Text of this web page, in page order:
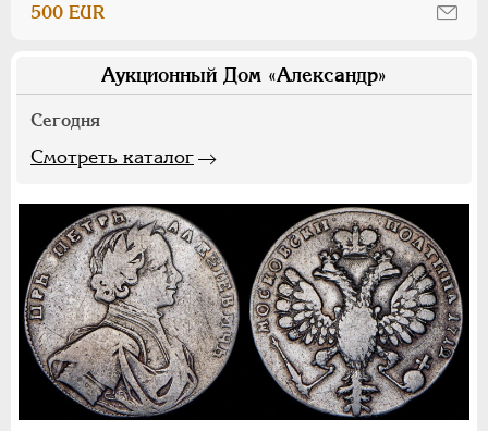
500 EUR
Аукционный Дом «Александр»
Сегодня
Смотреть каталог